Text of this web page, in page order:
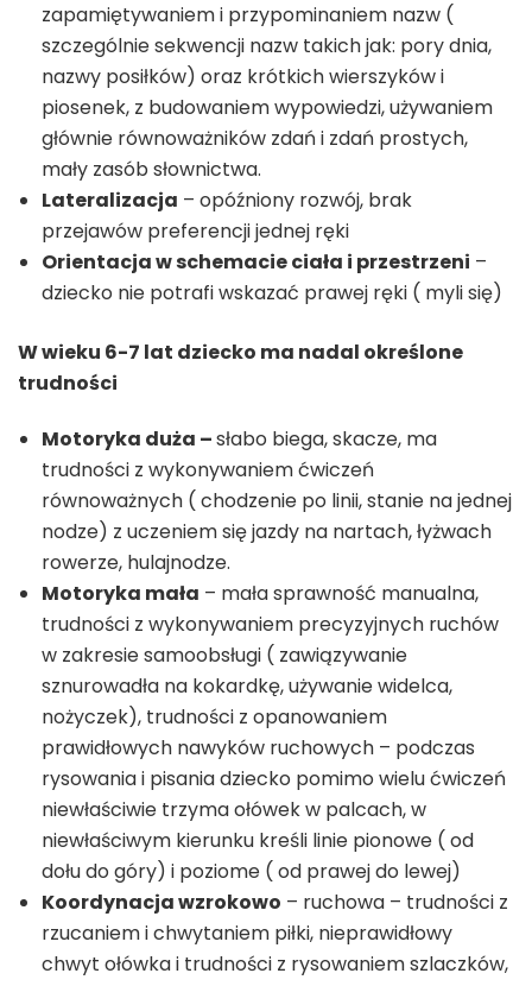
zapamiętywaniem i przypominaniem nazw (
szczególnie sekwencji nazw takich jak: pory dnia,
nazwy posiłków) oraz krótkich wierszyków i
piosenek, z budowaniem wypowiedzi, używaniem
głównie równoważników zdań i zdań prostych,
mały zasób słownictwa.
Lateralizacja – opóźniony rozwój, brak
przejawów preferencji jednej ręki
Orientacja w schemacie ciała i przestrzeni –
dziecko nie potrafi wskazać prawej ręki ( myli się)
W wieku 6-7 lat dziecko ma nadal określone
trudności
Motoryka duża –słabo biega, skacze, ma
trudności z wykonywaniem ćwiczeń
równoważnych ( chodzenie po linii, stanie na jednej
nodze) z uczeniem się jazdy na nartach, łyżwach
rowerze, hulajnodze.
Motoryka mała – mała sprawność manualna,
trudności z wykonywaniem precyzyjnych ruchów
w zakresie samoobsługi ( zawiązywanie
sznurowadła na kokardkę, używanie widelca,
nożyczek), trudności z opanowaniem
prawidłowych nawyków ruchowych – podczas
rysowania i pisania dziecko pomimo wielu ćwiczeń
niewłaściwie trzyma ołówek w palcach, w
niewłaściwym kierunku kreśli linie pionowe ( od
dołu do góry) i poziome ( od prawej do lewej)
Koordynacja wzrokowo – ruchowa – trudności z
rzucaniem i chwytaniem piłki, nieprawidłowy
chwyt ołówka i trudności z rysowaniem szlaczków,